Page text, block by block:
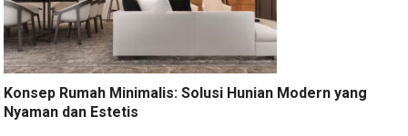
Konsep Rumah Minimalis: Solusi Hunian Modern yang
Nyaman dan Estetis